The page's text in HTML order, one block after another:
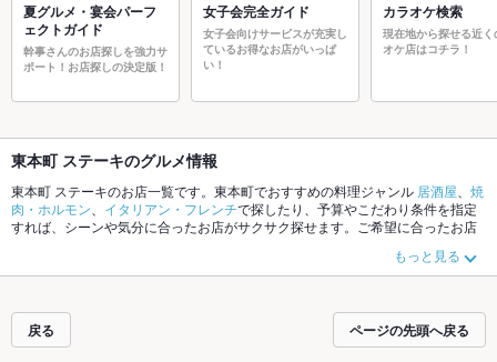
夏グルメ・宴会パーフ
ェクトガイド
幹事さんのお店探しを強力サ
ポート！お店探しの決定版！
女子会完全ガイド
女子会向けサービスが充実し
ているお得なお店がいっぱ
い！
カラオケ検索
現在地から探せる近く
オケ店はコチラ！
東本町 ステーキのグルメ情報
東本町 ステーキのお店一覧です。東本町でおすすめの料理ジャンル 居酒屋
焼
肉・ホルモン
イタリアン・フレンチで探したり、予算やこだわり条件を指定
すれば、シーンや気分に合ったお店がサクサク探せます。ご希望に合ったお店
ェックしてみてください。ホットペッパーグルメなら、お得なクーポンはもち
ろん、こだわりメニューからあげ、馬刺し、お茶漬けや季節のおすすめ料理な
ト予約が使えるお店も拡大中です。友達どうしの飲み会にも、会社の宴会に
も、デートやパーティーにもお得に便利にホットペッパーグルメをご利用くだ
さい。
もっと見る
戻る ページの先頭へ戻る